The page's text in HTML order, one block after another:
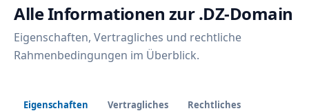
Alle Informationen zur .DZ-Domain
Eigenschaften, Vertragliches und rechtliche
Rahmenbedingungen im Überblick.
Eigenschaften Vertragliches Rechtliches